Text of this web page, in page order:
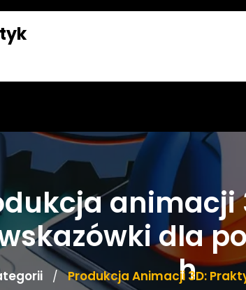
animacji
dla
h
/ Produkcja Animacji 3D: